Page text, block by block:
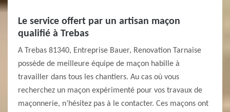
Le service offert par un artisan maçon
qualifié à Trebas
A Trebas 81340, Entreprise Bauer, Renovation Tarnaise
possède de meilleure équipe de maçon habille à
travailler dans tous les chantiers. Au cas où vous
recherchez un maçon expérimenté pour vos travaux de
maçonnerie, n’hésitez pas à le contacter. Ces maçons ont